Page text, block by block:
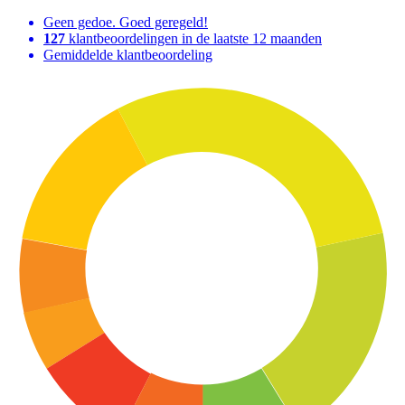
Geen gedoe. Goed geregeld!
127 klantbeoordelingen in de laatste 12 maanden
Gemiddelde klantbeoordeling